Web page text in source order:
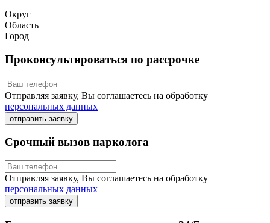
Округ
Область
Город
Проконсультироваться по рассрочке
Отправляя заявку, Вы соглашаетесь на обработку
персональных данных
отправить заявку
Срочный вызов нарколога
Отправляя заявку, Вы соглашаетесь на обработку
персональных данных
отправить заявку